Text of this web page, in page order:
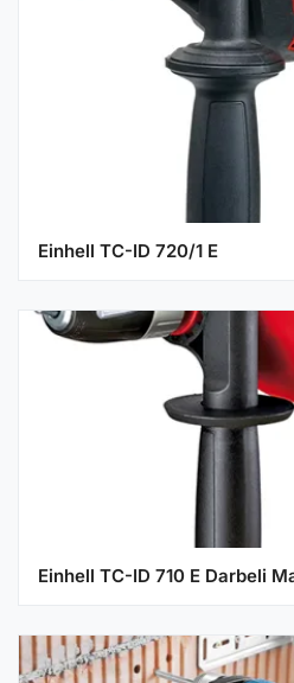
Einhell TC-ID 720/1 E
Einhell TC-ID 710 E Darbeli